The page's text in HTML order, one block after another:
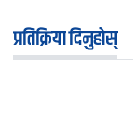
प्रतिक्रिया दिनुहोस्